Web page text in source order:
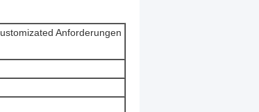
Anforderungen